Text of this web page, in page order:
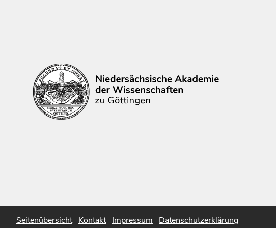
Seitenübersicht Kontakt Impressum Datenschutzerklärung